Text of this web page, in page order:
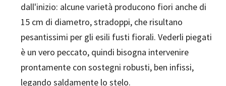
dall'inizio: alcune varietà producono fiori anche di
15 cm di diametro, stradoppi, che risultano
pesantissimi per gli esili fusti fiorali. Vederli piegati
è un vero peccato, quindi bisogna intervenire
prontamente con sostegni robusti, ben infissi,
legando saldamente lo stelo.